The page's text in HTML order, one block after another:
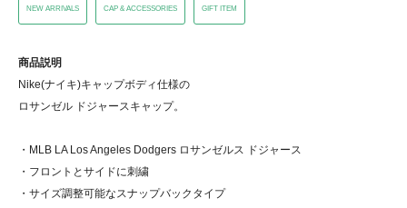
NEW ARRIVALS CAP & ACCESSORIES GIFT ITEM
商品説明
Nike(ナイキ)キャップボディ仕様の
ロサンゼル ドジャースキャップ。
・MLB LA Los Angeles Dodgers ロサンゼルス ドジャース
・フロントとサイドに刺繍
・サイズ調整可能なスナップバックタイプ